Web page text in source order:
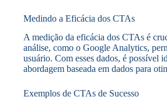
Medindo a Eficácia dos CTAs
A medição da eficácia dos CTAs é
análise, como o Google Analytics,
usuário. Com esses dados, é possível
abordagem baseada em dados para
Exemplos de CTAs de Sucesso